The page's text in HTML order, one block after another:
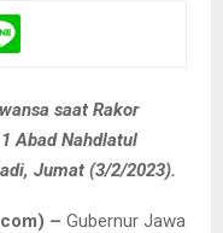
saat Rakor
Abad Nahdlatul
Jumat (3/2/2023).
– Gubernur Jawa